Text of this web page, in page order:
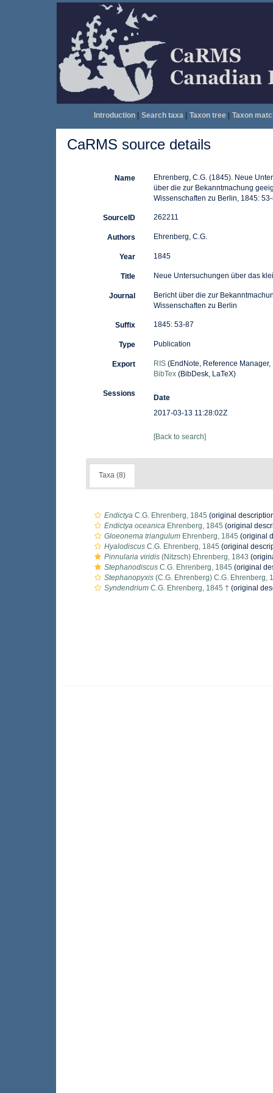
Introduction| Search taxa| Taxon tree| Taxon
CaRMS source details
Name
Ehrenberg, C.G. (1845). Neue
über die zur Bekanntmachung
Wissenschaften zu Berlin, 1845:
SourceID 262211
Authors Ehrenberg, C.G.
Year 1845
Title Neue Untersuchungen über das
Journal
Bericht über die zur
Wissenschaften zu Berlin
Suffix 1845: 53-87
Type Publication
Export RIS(EndNote, Reference Manager,
BibTex(BibDesk, LaTeX)
Sessions
Date
2017-03-13 11:28:02Z
[Back to search]
Taxa (8)
Endictya C.G. Ehrenberg, 1845 (original
Endictya oceanica Ehrenberg, 1845 (original
Gloeonema triangulum Ehrenberg, 1845 (original
Hyalodiscus C.G. Ehrenberg, 1845 (original
Pinnularia viridis (Nitzsch) Ehrenberg, 1843
Stephanodiscus C.G. Ehrenberg, 1845 (original
Stephanopyxis (C.G. Ehrenberg) C.G. Ehrenberg,
Syndendrium C.G. Ehrenberg, 1845 † (original